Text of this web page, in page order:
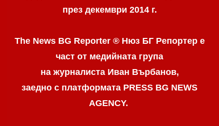
през декември 2014 г.
The News BG Reporter ® Нюз БГ Репортере
част от медийната група
на журналиста Иван Върбанов,
заедно с платформата PRESS BG NEWS
AGENCY.